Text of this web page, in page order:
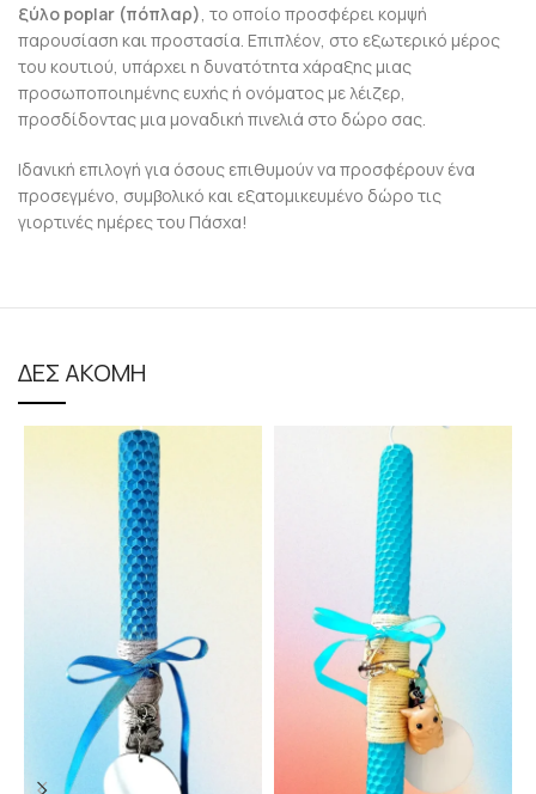
ξύλο poplar (πόπλαρ), το οποίο προσφέρει κομψή
παρουσίαση και προστασία. Επιπλέον, στο εξωτερικό μέρος
του κουτιού, υπάρχει η δυνατότητα χάραξης μιας
προσωποποιημένης ευχής ή ονόματος με λέιζερ,
προσδίδοντας μια μοναδική πινελιά στο δώρο σας.
Ιδανική επιλογή για όσους επιθυμούν να προσφέρουν ένα
προσεγμένο, συμβολικό και εξατομικευμένο δώρο τις
γιορτινές ημέρες του Πάσχα!
ΔΕΣ ΑΚΟΜΗ